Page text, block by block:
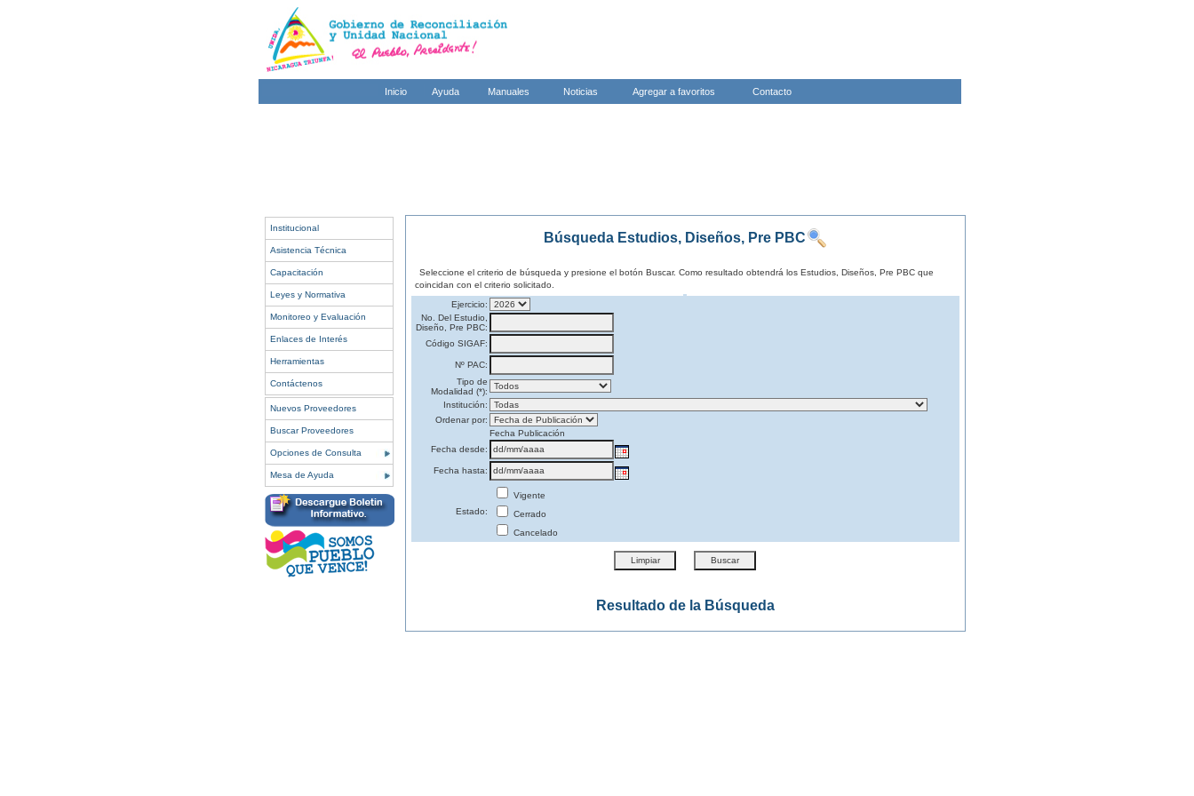
Inicio Ayuda Manuales Noticias Agregar a favoritos Contacto
Institucional
Asistencia Técnica
Capacitación
Leyes y Normativa
Monitoreo y Evaluación
Enlaces de Interés
Herramientas
Contáctenos
Nuevos Proveedores
Buscar Proveedores
Opciones de Consulta
Mesa de Ayuda
Búsqueda Estudios, Diseños, Pre PBC
Seleccione el criterio de búsqueda y presione el botón Buscar. Como resultado obtendrá los Estudios, Diseños, Pre PBC que
coincidan con el criterio solicitado.
Ejercicio:
No. Del Estudio,
Diseño, Pre PBC:
Código SIGAF:
Nº PAC:
Tipo de
Modalidad (*):
Institución:
Ordenar por:
Fecha Publicación
Fecha desde:
Fecha hasta:
Estado:
Vigente
Cerrado
Cancelado
Resultado de la Búsqueda